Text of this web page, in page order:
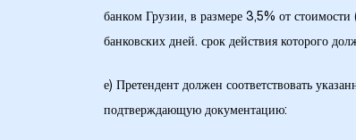
банком Грузии, в размере 3,5% от стоимости
банковских дней. срок действия которого
е) Претендент должен соответствовать
подтверждающую документацию: